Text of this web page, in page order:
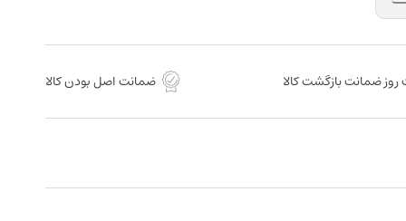
ضمانت بازگشت کالا ضمانت اصل بودن کالا